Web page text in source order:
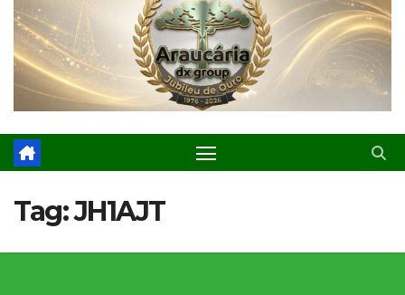
Tag:JH1AJT